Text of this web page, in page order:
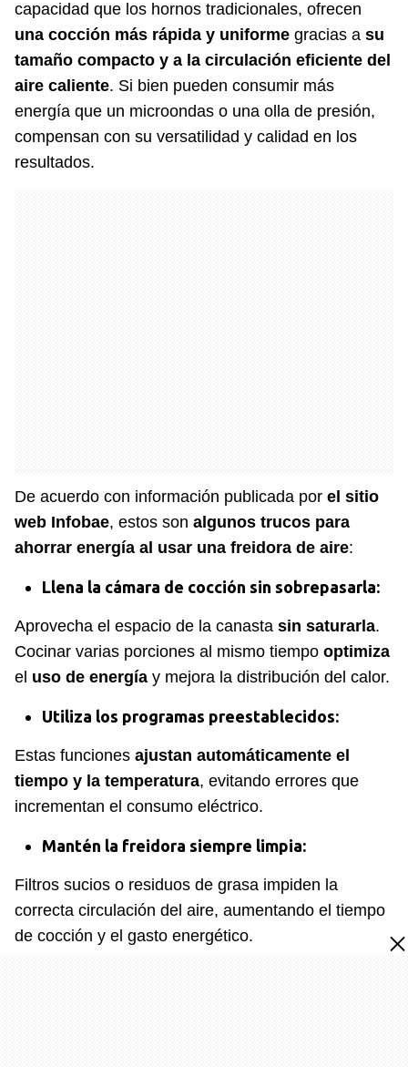
capacidad que los hornos tradicionales, ofrecen
una cocción más rápida y uniforme gracias a su
tamaño compacto y a la circulación eficiente del
aire caliente. Si bien pueden consumir más
energía que un microondas o una olla de presión,
compensan con su versatilidad y calidad en los
resultados.
De acuerdo con información publicada por el sitio
web Infobae, estos son algunos trucos para
ahorrar energía al usar una freidora de aire:
Llena la cámara de cocción sin sobrepasarla:
Aprovecha el espacio de la canasta sin saturarla.
Cocinar varias porciones al mismo tiempo optimiza
el uso de energía y mejora la distribución del calor.
Utiliza los programas preestablecidos:
Estas funciones ajustan automáticamente el
tiempo y la temperatura, evitando errores que
incrementan el consumo eléctrico.
Mantén la freidora siempre limpia:
Filtros sucios o residuos de grasa impiden la
correcta circulación del aire, aumentando el tiempo
de cocción y el gasto energético.